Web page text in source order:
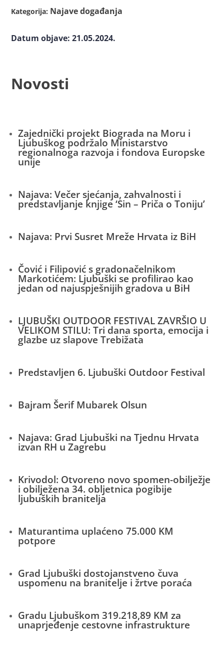
Kategorija: Najave događanja
Datum objave: 21.05.2024.
Novosti
Zajednički projekt Biograda na Moru i
Ljubuškog podržalo Ministarstvo
regionalnoga razvoja i fondova Europske
unije
Najava: Večer sjećanja, zahvalnosti i
predstavljanje knjige ‘Sin – Priča o Toniju’
Najava: Prvi Susret Mreže Hrvata iz BiH
Čović i Filipović s gradonačelnikom
Markotićem: Ljubuški se profilirao kao
jedan od najuspješnijih gradova u BiH
LJUBUŠKI OUTDOOR FESTIVAL ZAVRŠIO U
VELIKOM STILU: Tri dana sporta, emocija i
glazbe uz slapove Trebižata
Predstavljen 6. Ljubuški Outdoor Festival
Bajram Šerif Mubarek Olsun
Najava: Grad Ljubuški na Tjednu Hrvata
izvan RH u Zagrebu
Krivodol: Otvoreno novo spomen-obilježje
i obilježena 34. obljetnica pogibije
ljubuških branitelja
Maturantima uplaćeno 75.000 KM
potpore
Grad Ljubuški dostojanstveno čuva
uspomenu na branitelje i žrtve poraća
Gradu Ljubuškom 319.218,89 KM za
unaprjeđenje cestovne infrastrukture